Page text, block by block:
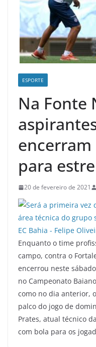
ESPORTE
Na Fonte
para
20 de fevereiro de 2021
Enquanto o time
campo, contra o
encerrou neste
no Campeonato
como no dia anterior,
palco do jogo de
Prates, atual técnico
com bola para os